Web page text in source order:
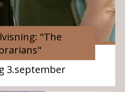
"The
3.september